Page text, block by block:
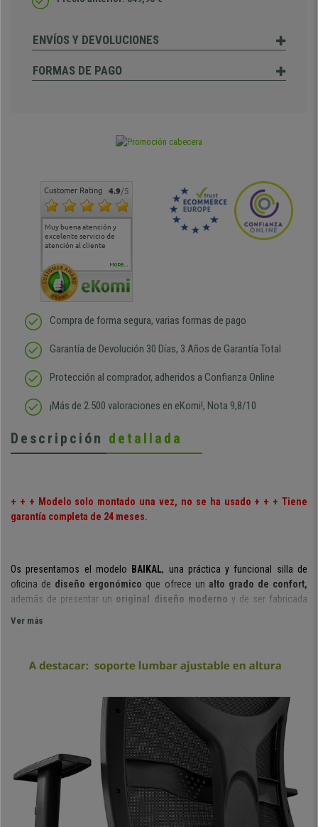
ENVÍOS Y DEVOLUCIONES
FORMAS DE PAGO
Customer Rating 4.9/5
Muy buena atención y
excelente servicio de
atención al cliente
Muy buena atención de
cara al asesoramiento
Si estoy contento
MORE...
Compra de forma segura, varias formas de pago
Garantía de Devolución 30 Días, 3 Años de Garantía Total
Protección al comprador, adheridos a Confianza Online
¡Más de 2.500 valoraciones en eKomi!, Nota 9,8/10
Descripción detallada
+ + + Modelo solo montado una vez, no se ha usado + + + Tiene
garantía completa de 24 meses.
Os presentamos el modelo BAIKAL, una práctica y funcional
silla de
oficina de diseño ergonómico que ofrece un alto grado de confort,
además de presentar un original diseño moderno y de ser fabricada
perfectamente en aquel espacio donde decidas colocarla.
No obstante, si por algo destaca este modelo es por la comodidad que
ofrece. Esto se debe principalmente a su
diseño ergonómico
, que
permite al usuario mantener una correcta y saludable postura mientras se
grueso acolchado en el asiento y el respaldo con
soporte lumbar ajustable en altura, aumentan la sensación de confort.
Además, sus brazos ajustables en altura, permiten que cada usuario
pueda colocarlos en la posición deseada, el
reposacabezas
para un
mejor apoyo y
mecanismo sincronizado de balanceo
, un útil y
Ver más